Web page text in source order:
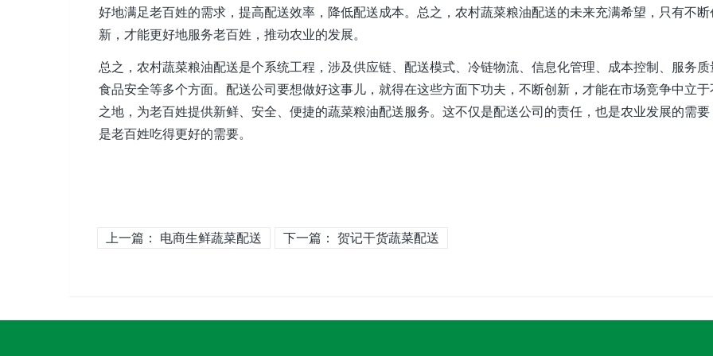
好地满足老百姓的需求，提高配送效率，降低配送成本。总之，农村蔬菜粮油配送的未来充满希望，只有不断
新，才能更好地服务老百姓，推动农业的发展。
总之，农村蔬菜粮油配送是个系统工程，涉及供应链、配送模式、冷链物流、信息化管理、成本控制、服务质
食品安全等多个方面。配送公司要想做好这事儿，就得在这些方面下功夫，不断创新，才能在市场竞争中立于
之地，为老百姓提供新鲜、安全、便捷的蔬菜粮油配送服务。这不仅是配送公司的责任，也是农业发展的需要
是老百姓吃得更好的需要。
上一篇： 电商生鲜蔬菜配送 下一篇： 贺记干货蔬菜配送